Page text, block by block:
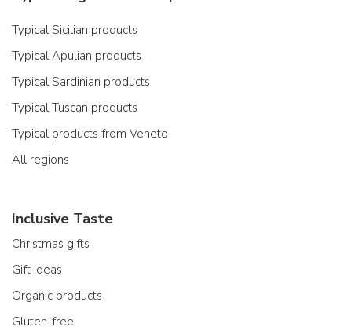
Typical Sicilian products
Typical Apulian products
Typical Sardinian products
Typical Tuscan products
Typical products from Veneto
All regions
Inclusive Taste
Christmas gifts
Gift ideas
Organic products
Gluten-free